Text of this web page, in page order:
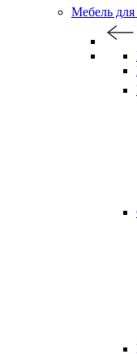
Мебель